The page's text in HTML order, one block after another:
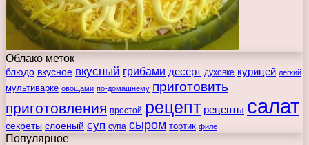
Облако меток
блюдо вкусное вкусный грибами десерт духовке курицей легкий
мультиварке овощами по-домашнему приготовить
приготовления простой рецепт рецепты салат
секреты слоеный суп супа сыром тортик филе
Популярное